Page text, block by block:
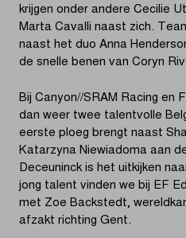
krijgen onder andere Cecilie
Marta Cavalli naast zich.
naast het duo Anna
de snelle benen van Coryn
Bij Canyon//SRAM Racing en
dan weer twee talentvolle
eerste ploeg brengt naast
Katarzyna Niewiadoma aan
Deceuninck is het uitkijken
jong talent vinden we bij EF
met Zoe Backstedt,
afzakt richting Gent.